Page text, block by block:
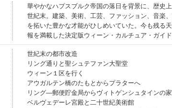
華やかなハプスブルク帝国の落日を背景に、歴史
世紀末。建築、美術、工芸、ファッション、音楽
を拓いた豊かな才能がひしめいていた。今も残る
報を満載した決定版ウィーン・カルチュア・ガイド
世紀末の都市改造
リング通りと聖シュテファン大聖堂
ウィーン１区を行く
アウガルテン橋のたもとからプラターへ
リング―郵便貯金局からヴィトゲンシュタインの
ベルヴェデーレ宮殿と二十世紀美術館